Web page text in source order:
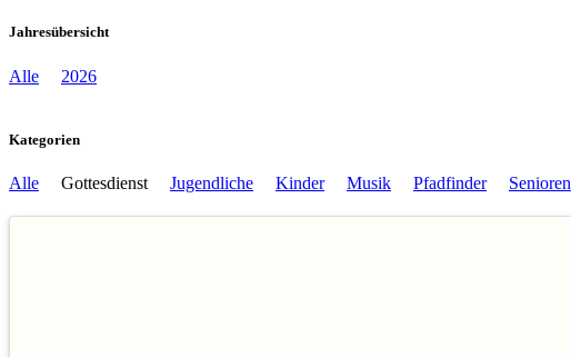
Jahresübersicht
Alle 2026
Kategorien
Alle Gottesdienst Jugendliche Kinder Musik Pfadfinder Senioren